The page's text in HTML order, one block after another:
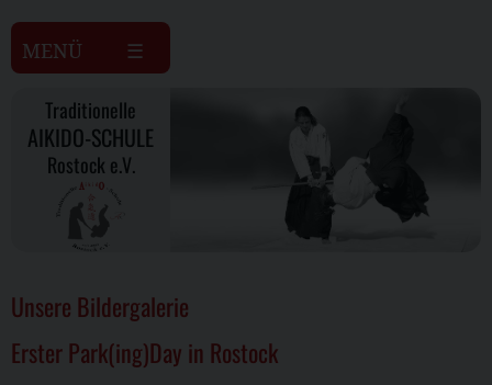
MENÜ
Traditionelle
AIKIDO-SCHULE
Rostock e.V.
Unsere Bildergalerie
Erster Park(ing)Day in Rostock